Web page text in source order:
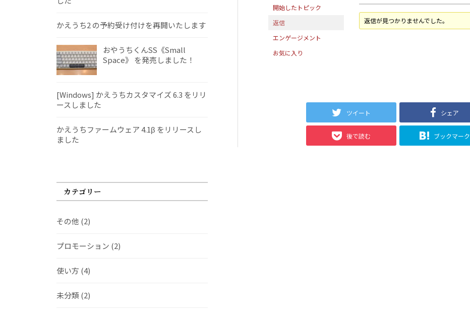
開始したトピック
返信
エンゲージメント
お気に入り
返信が見つかりませんでした。
ツイート シェア
後で読む ブックマーク
かえうち2 の予約受け付けを再開いたします
おやうちくんSS《Small
Space》 を発売しました！
[Windows] かえうちカスタマイズ 6.3 をリリ
ースしました
かえうちファームウェア 4.1β をリリースし
ました
カテゴリー
その他 (2)
プロモーション (2)
使い方 (4)
未分類 (2)